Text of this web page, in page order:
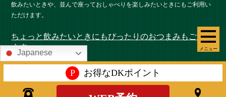
メニュー
飲みたいときや、並んで座っておしゃべりを楽しみたいときにもご利用い
ただけます。
ちょっと飲みたいときにもぴったりのおつまみもござい
ます
当店では、自家製燻製やミートプレートのほかにも、クラフトビールやほ
かのお酒にも合わせやすい、各種メニューをご用意しております。
Japanese
P お得なDKポイント